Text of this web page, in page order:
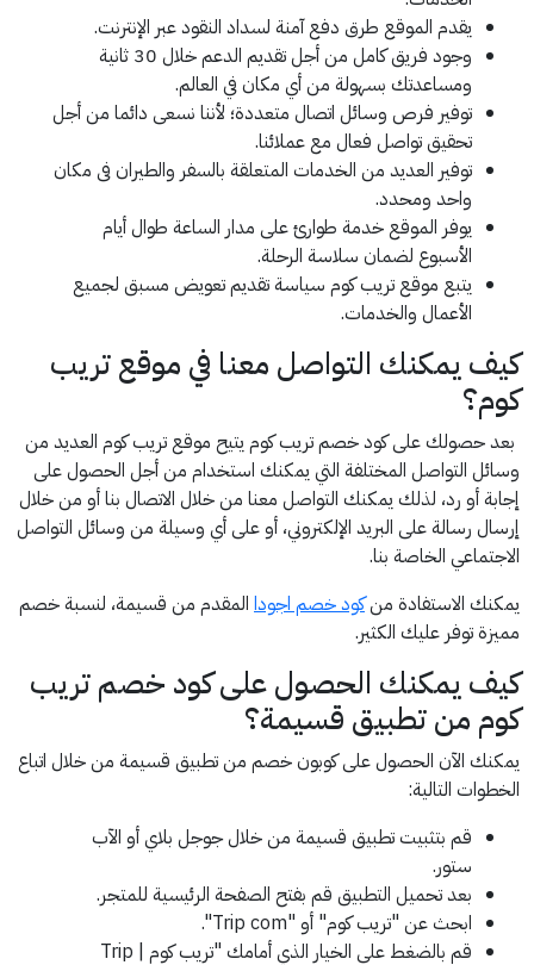
يقدم الموقع طرق دفع آمنة لسداد النقود عبر الإنترنت.
وجود فريق كامل من أجل تقديم الدعم خلال 30 ثانية
ومساعدتك بسهولة من أي مكان في العالم.
توفير فرص وسائل اتصال متعددة؛ لأننا نسعى دائما من أجل
تحقيق تواصل فعال مع عملائنا.
توفير العديد من الخدمات المتعلقة بالسفر والطيران فى مكان
واحد ومحدد.
يوفر الموقع خدمة طوارئ على مدار الساعة طوال أيام
الأسبوع لضمان سلاسة الرحلة.
يتبع موقع تريب كوم سياسة تقديم تعويض مسبق لجميع
الأعمال والخدمات.
كيف يمكنك التواصل معنا في موقع تريب
كوم؟
بعد حصولك على كود خصم تريب كوم يتيح موقع تريب كوم العديد من
وسائل التواصل المختلفة التي يمكنك استخدام من أجل الحصول على
إجابة أو رد، لذلك يمكنك التواصل معنا من خلال الاتصال بنا أو من خلال
إرسال رسالة على البريد الإلكتروني، أو على أي وسيلة من وسائل التواصل
الاجتماعي الخاصة بنا.
يمكنك الاستفادة منكود خصم اجودا المقدم من قسيمة، لنسبة خصم
مميزة توفر عليك الكثير.
كيف يمكنك الحصول على كود خصم تريب
كوم من تطبيق قسيمة؟
يمكنك الآن الحصول على كوبون خصم من تطبيق قسيمة من خلال اتباع
الخطوات التالية:
قم بتثبيت تطبيق قسيمة من خلال جوجل بلاي أو الآب
ستور.
بعد تحميل التطبيق قم بفتح الصفحة الرئيسية للمتجر.
ابحث عن "تريب كوم" أو "Trip com".
قم بالضغط على الخيار الذي أمامك "تريب كوم | Trip